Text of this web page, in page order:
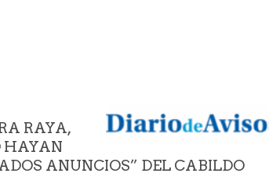
RAYA,
HAYAN
ANUNCIOS” DEL CABILDO